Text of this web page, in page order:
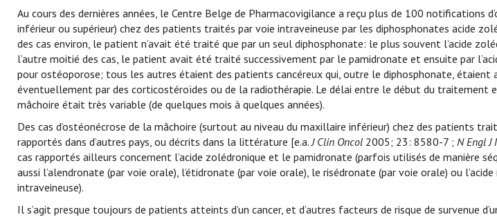
Au cours des dernières années, le Centre Belge de Pharmacovigilance a reçu plus de 100 notifications
inférieur ou supérieur) chez des patients traités par voie intraveineuse par les diphosphonates acide
des cas environ, le patient n’avait été traité que par un seul diphosphonate: le plus souvent l’acide
l’autre moitié des cas, le patient avait été traité successivement par le pamidronate et ensuite par
pour ostéoporose; tous les autres étaient des patients cancéreux qui, outre le diphosphonate, étaient
éventuellement par des corticostéroïdes ou de la radiothérapie. Le délai entre le début du traitement
mâchoire était très variable (de quelques mois à quelques années).
Des cas d’ostéonécrose de la mâchoire (surtout au niveau du maxillaire inférieur) chez des patients
rapportés dans d’autres pays, ou décrits dans la littérature [e.a.J Clin Oncol 2005; 23: 8580-7 ; N Engl J
cas rapportés ailleurs concernent l’acide zolédronique et le pamidronate (parfois utilisés de manière
aussi l’alendronate (par voie orale), l’étidronate (par voie orale), le risédronate (par voie orale) ou
intraveineuse).
Il s’agit presque toujours de patients atteints d’un cancer, et d’autres facteurs de risque de survenue